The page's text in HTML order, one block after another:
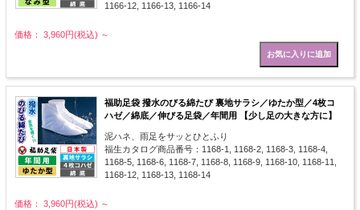
1166-12, 1166-13, 1166-14
価格： 3,960円(税込) ～
福助足袋 撥水のびる綿たび 裏地サラシ／ゆたか型／4枚コ
ハゼ／綿底／伸びる足袋／年間用 【少し足の大きな方に】
泥ハネ、雨足をサッとひとふり
福生カタログ商品番号：1168-1, 1168-2, 1168-3, 1168-4,
1168-5, 1168-6, 1168-7, 1168-8, 1168-9, 1168-10, 1168-11,
1168-12, 1168-13, 1168-14
価格： 3,960円(税込) ～